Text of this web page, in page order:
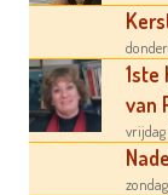
1ste
van